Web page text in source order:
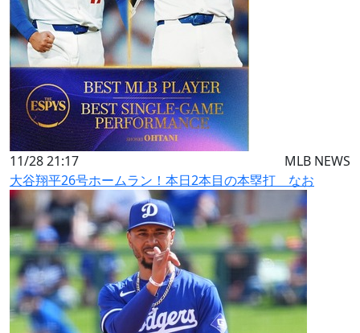
11/28 21:17
MLB NEWS
大谷翔平26号ホームラン！本日2本目の本塁打 なお